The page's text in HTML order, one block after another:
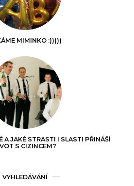
MIMINKO :)))))
A JAKÉ STRASTI I SLASTI PŘINÁŠÍ
S CIZINCEM?
VYHLEDÁVÁNÍ